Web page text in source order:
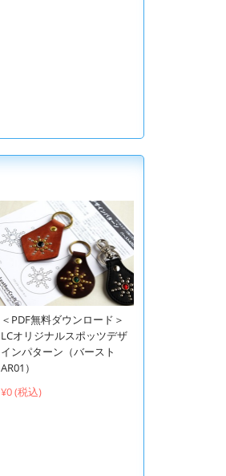
＜PDF無料ダウンロード＞
LCオリジナルスポッツデザ
インパターン（バースト
AR01）
¥0 (税込)